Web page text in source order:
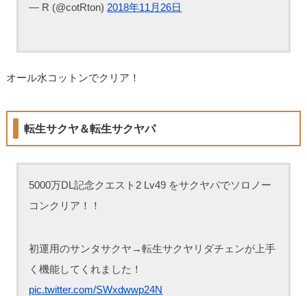
— R (@cotRton) 2018年11月26日
オール水コットンでクリア！
転生サクヤ＆転生サクヤパ
5000万DL記念クエスト2 Lv49 をサクヤパでソロノー
コンクリア！！
初運用のサンタサクヤ→転生サクヤリダチェンが上手
く機能してくれました！
pic.twitter.com/SWxdwwp24N